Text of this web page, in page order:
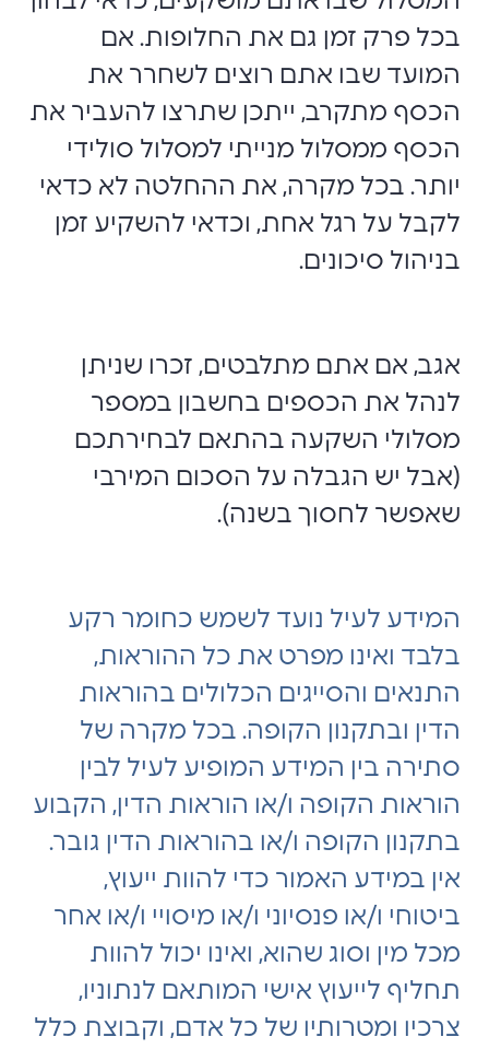
בכל פרק זמן גם את החלופות. אם
המועד שבו אתם רוצים לשחרר את
הכסף מתקרב, ייתכן שתרצו להעביר את
הכסף ממסלול מנייתי למסלול סולידי
יותר. בכל מקרה, את ההחלטה לא כדאי
לקבל על רגל אחת, וכדאי להשקיע זמן
בניהול סיכונים.
אגב, אם אתם מתלבטים, זכרו שניתן
לנהל את הכספים בחשבון במספר
מסלולי השקעה בהתאם לבחירתכם
(אבל יש הגבלה על הסכום המירבי
שאפשר לחסוך בשנה).
המידע לעיל נועד לשמש כחומר רקע
בלבד ואינו מפרט את כל ההוראות,
התנאים והסייגים הכלולים בהוראות
הדין ובתקנון הקופה. בכל מקרה של
סתירה בין המידע המופיע לעיל לבין
הוראות הקופה ו/או הוראות הדין, הקבוע
בתקנון הקופה ו/או בהוראות הדין גובר.
אין במידע האמור כדי להוות ייעוץ,
ביטוחי ו/או פנסיוני ו/או מיסויי ו/או אחר
מכל מין וסוג שהוא, ואינו יכול להוות
תחליף לייעוץ אישי המותאם לנתוניו,
צרכיו ומטרותיו של כל אדם, וקבוצת כלל